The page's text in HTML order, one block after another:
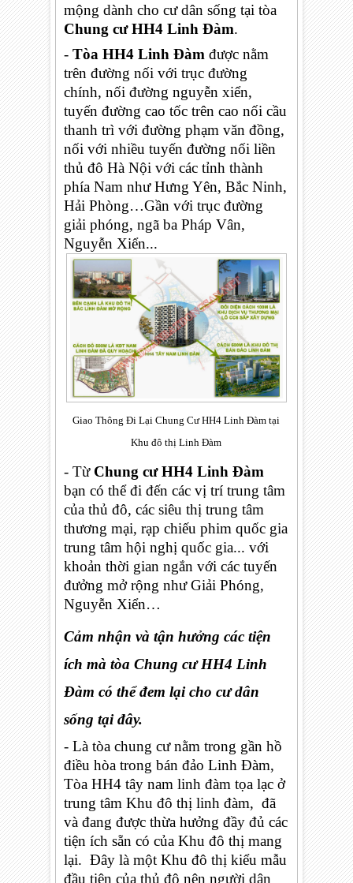
mộng dành cho cư dân sống tại tòa
Chung cư HH4 Linh Đàm.
-Tòa HH4 Linh Đàm được nằm
trên đường nối với trục đường
chính, nối đường nguyễn xiển,
tuyến đường cao tốc trên cao nối cầu
thanh trì với đường phạm văn đồng,
nối với nhiều tuyến đường nối liền
thủ đô Hà Nội với các tỉnh thành
phía Nam như Hưng Yên, Bắc Ninh,
Hải Phòng…Gần với trục đường
giải phóng, ngã ba Pháp Vân,
Nguyễn Xiển...
Giao Thông Đi Lại Chung Cư HH4 Linh Đàm tại
Khu đô thị Linh Đàm
- Từ Chung cư HH4 Linh Đàm
bạn có thể đi đến các vị trí trung tâm
của thủ đô, các siêu thị trung tâm
thương mại, rạp chiếu phim quốc gia
trung tâm hội nghị quốc gia... với
khoản thời gian ngắn với các tuyến
đưởng mở rộng như Giải Phóng,
Nguyễn Xiển…
Cảm nhận và tận hưởng các tiện
ích mà tòa Chung cư HH4 Linh
Đàm có thể đem lại cho cư dân
sống tại đây.
- Là tòa chung cư nằm trong gần hồ
điều hòa trong bán đảo Linh Đàm,
Tòa HH4 tây nam linh đàm tọa lạc ở
trung tâm Khu đô thị linh đàm, đã
và đang được thừa hưởng đầy đủ các
tiện ích sẵn có của Khu đô thị mang
lại. Đây là một Khu đô thị kiểu mẫu
đầu tiên của thủ đô nên người dân